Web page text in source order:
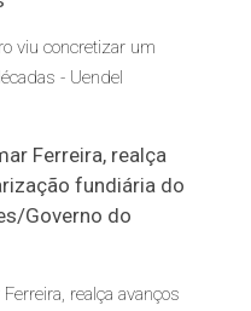
viu concretizar um
- Uendel
realça avanços